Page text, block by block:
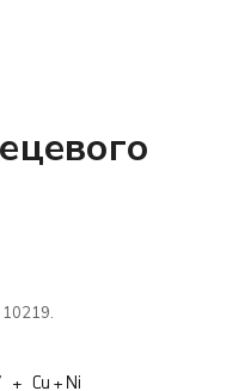
10219.